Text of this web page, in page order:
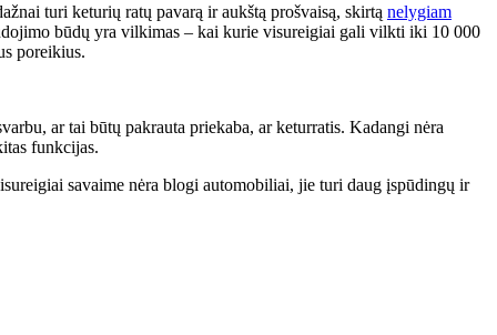
turi keturių ratų pavarą ir aukštą prošvaisą, skirtą nelygiam
būdų yra vilkimas – kai kurie visureigiai gali vilkti iki 10 000
poreikius.
ar tai būtų pakrauta priekaba, ar keturratis. Kadangi nėra
funkcijas.
savaime nėra blogi automobiliai, jie turi daug įspūdingų ir